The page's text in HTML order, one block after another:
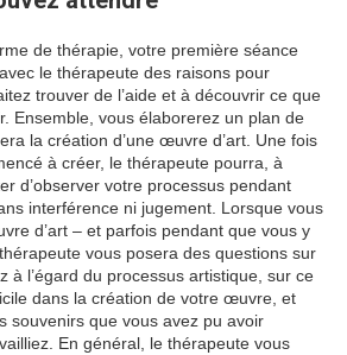
de thérapie, votre première séance
le thérapeute des raisons pour
trouver de l’aide et à découvrir ce que
Ensemble, vous élaborerez un plan de
la création d’une œuvre d’art. Une fois
à créer, le thérapeute pourra, à
d’observer votre processus pendant
interférence ni jugement. Lorsque vous
d’art – et parfois pendant que vous y
vous posera des questions sur
à l’égard du processus artistique, sur ce
dans la création de votre œuvre, et
souvenirs que vous avez pu avoir
En général, le thérapeute vous